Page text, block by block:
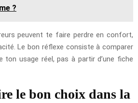
?
peuvent te faire perdre en confort,
Le bon réflexe consiste à comparer
ton usage réel, pas à partir d’une fiche
le bon choix dans la